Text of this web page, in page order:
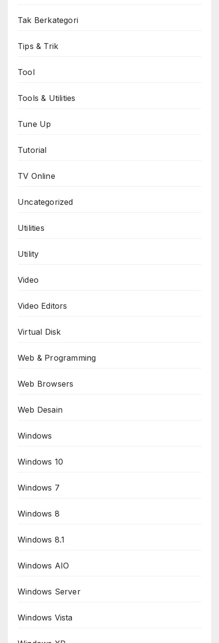
Tak Berkategori
Tips & Trik
Tool
Tools & Utilities
Tune Up
Tutorial
TV Online
Uncategorized
Utilities
Utility
Video
Video Editors
Virtual Disk
Web & Programming
Web Browsers
Web Desain
Windows
Windows 10
Windows 7
Windows 8
Windows 8.1
Windows AIO
Windows Server
Windows Vista